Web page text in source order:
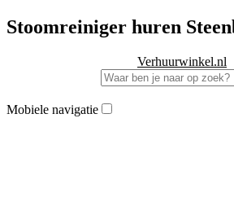
Stoomreiniger huren
Verhuurwinkel.nl
Mobiele navigatie